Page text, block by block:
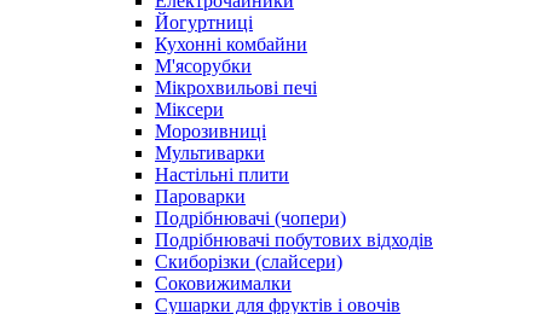
Йогуртниці
Кухонні комбайни
М'ясорубки
Мікрохвильові печі
Міксери
Морозивниці
Мультиварки
Настільні плити
Пароварки
Подрібнювачі (чопери)
Подрібнювачі побутових відходів
Скиборізки (слайсери)
Соковижималки
Сушарки для фруктів і овочів